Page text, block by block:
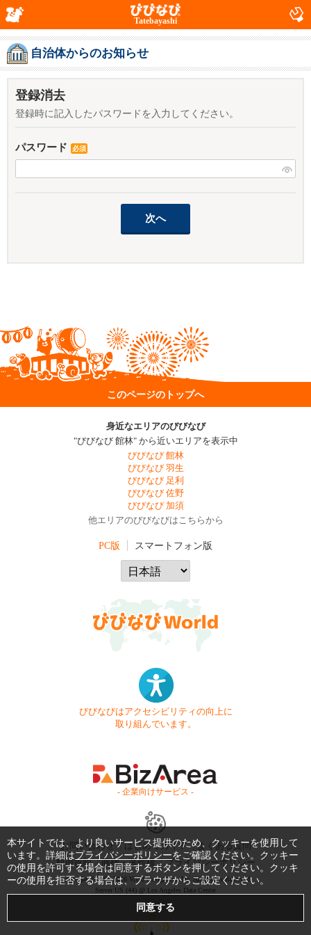
Tatebayashi
自治体からのお知らせ
登録消去
登録時に記入したパスワードを入力してください。
パスワード 必須
このページのトップへ
身近なエリアのびびなび
"びびなび 館林" から近いエリアを表示中
びびなび 館林
びびなび 羽生
びびなび 足利
びびなび 佐野
びびなび 加須
他エリアのびびなびはこちらから
PC版 スマートフォン版
びびなびはアクセシビリティの向上に
取り組んでいます。
- 企業向けサービス -
お問い合わせ はじめてガイド
よくある質問
利用規約
商標・著作権 プライバシーポリシー
Copyright © 1999-2026 Vivid Navigation, Inc. All Rights Reserved.
Server US (44) @ Los Angeles Data Center
本サイトでは、より良いサービス提供のため、クッキーを使用して
います。詳細はプライバシーポリシーをご確認ください。クッキー
の使用を許可する場合は同意するボタンを押してください。クッキ
ーの使用を拒否する場合は、ブラウザからご設定ください。